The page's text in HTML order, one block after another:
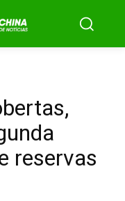
reservas